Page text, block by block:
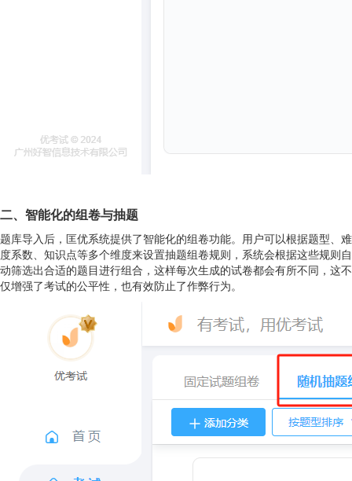
二、智能化的组卷与抽题
题库导入后，匡优系统提供了智能化的组卷功能。用户可以根据题型、难
度系数、知识点等多个维度来设置抽题组卷规则，系统会根据这些规则自
动筛选出合适的题目进行组合，这样每次生成的试卷都会有所不同，这不
仅增强了考试的公平性，也有效防止了作弊行为。